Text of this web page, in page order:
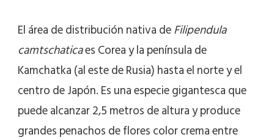
El área de distribución nativa deFilipendula
camtschaticaes Corea y la península de
Kamchatka (al este de Rusia) hasta el norte y el
centro de Japón. Es una especie gigantesca que
puede alcanzar 2,5 metros de altura y produce
grandes penachos de flores color crema entre